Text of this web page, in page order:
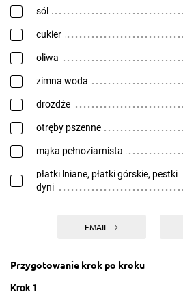
sól
cukier
oliwa
zimna woda
drożdże
otręby pszenne
mąka pełnoziarnista
płatki lniane, płatki górskie, pestki
dyni
EMAIL
Przygotowanie krok po kroku
Krok 1